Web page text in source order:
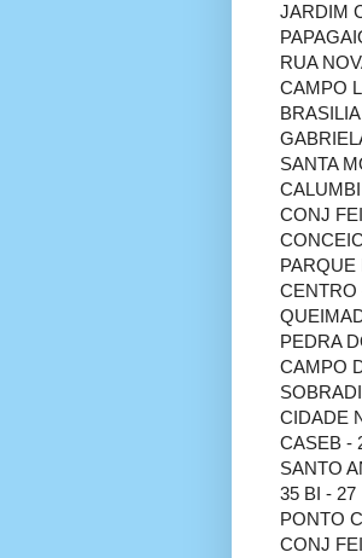
JARDIM
RUA
CAMPO
SANTA
CONJ
PARQUE
CENTRO
PEDRA
CAMPO
CIDADE
CASEB -
SANTO
35 BI - 27
PONTO
CONJ